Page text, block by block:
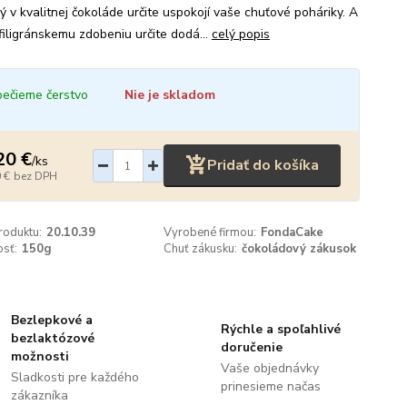
v kvalitnej čokoláde určite uspokojí vaše chuťové poháriky. A
zdobeniu určite dodá... celý popis
čerstvo Nie je skladom
€/ks
€ bez DPH
Pridať do košíka
20.10.39 Vyrobené firmou: FondaCake
150g Chuť zákusku: čokoládový zákusok
Bezlepkové a
bezlaktózové
možnosti
Sladkosti pre každého
zákazníka
Rýchle a spoľahlivé
doručenie
Vaše objednávky
prinesieme načas